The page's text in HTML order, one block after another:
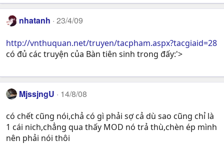
nhatanh 23/4/09
http://vnthuquan.net/truyen/tacpham.aspx?tacgiaid=28
có đủ các truyện của Bàn tiên sinh trong đấy:'>
MjssjngU 14/8/08
có chết cũng nói,chả có gì phải sợ cả dù sao cũng chỉ là
1 cái nich,chẳng qua thấy MOD nó trả thù,chèn ép mình
nên phải nói thôi